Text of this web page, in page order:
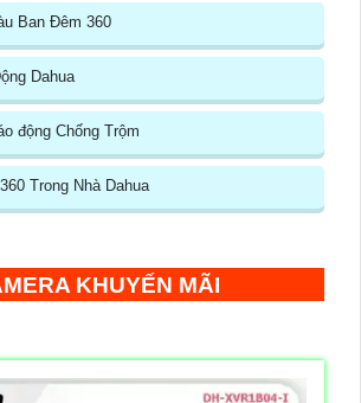
Ban Đêm 360
Dahua
động Chống Trộm
Trong Nhà Dahua
KHUYẾN MÃI